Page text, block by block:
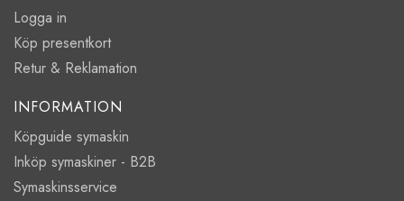
Logga in
Köp presentkort
Retur & Reklamation
INFORMATION
Köpguide symaskin
Inköp symaskiner - B2B
Symaskinsservice